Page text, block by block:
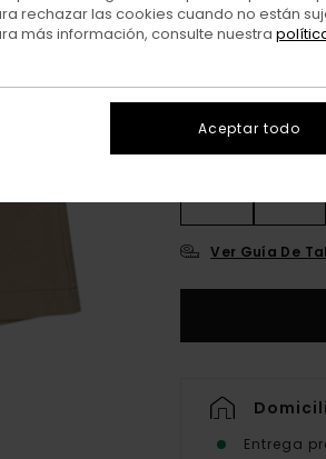
Ver Guía De
Entrega
rechazar las cookies cuando no están
más información, consulte nuestra
Aceptar todo